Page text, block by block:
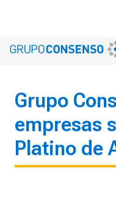
Regresar
Grupo
empresas
Platino de